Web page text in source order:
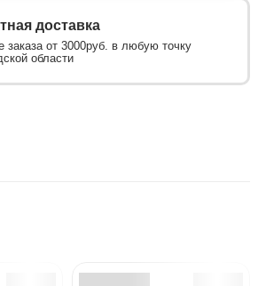
доставка
заказа от 3000руб. в любую точку
области